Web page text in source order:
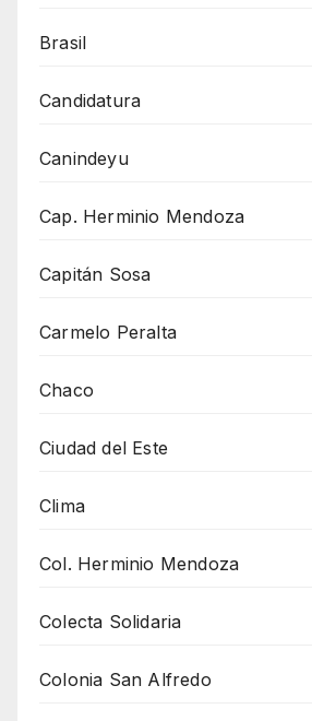
Brasil
Candidatura
Canindeyu
Cap. Herminio Mendoza
Capitán Sosa
Carmelo Peralta
Chaco
Ciudad del Este
Clima
Col. Herminio Mendoza
Colecta Solidaria
Colonia San Alfredo